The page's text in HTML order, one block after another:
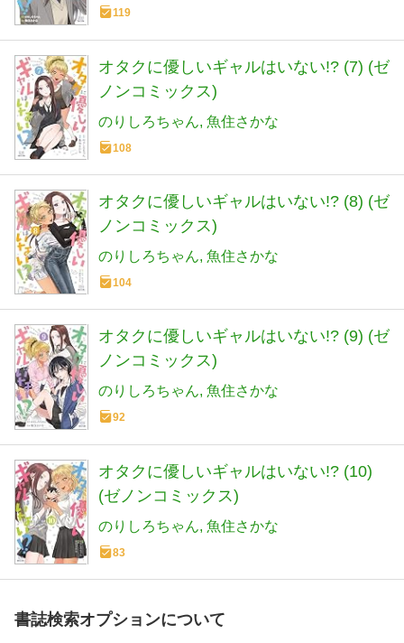
119
オタクに優しいギャルはいない!? (7) (ゼ
ノンコミックス)
のりしろちゃん 魚住さかな
108
オタクに優しいギャルはいない!? (8) (ゼ
ノンコミックス)
のりしろちゃん 魚住さかな
104
オタクに優しいギャルはいない!? (9) (ゼ
ノンコミックス)
のりしろちゃん 魚住さかな
92
オタクに優しいギャルはいない!? (10)
(ゼノンコミックス)
のりしろちゃん 魚住さかな
83
書誌検索オプションについて